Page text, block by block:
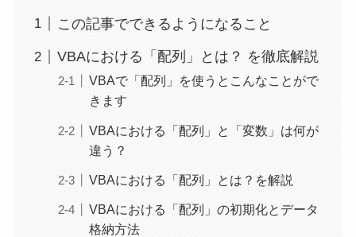
この記事でできるようになること
VBAにおける「配列」とは？ を徹底解説
VBAで「配列」を使うとこんなことがで
きます
VBAにおける「配列」と「変数」は何が
違う？
VBAにおける「配列」とは？を解説
VBAにおける「配列」の初期化とデータ
格納方法